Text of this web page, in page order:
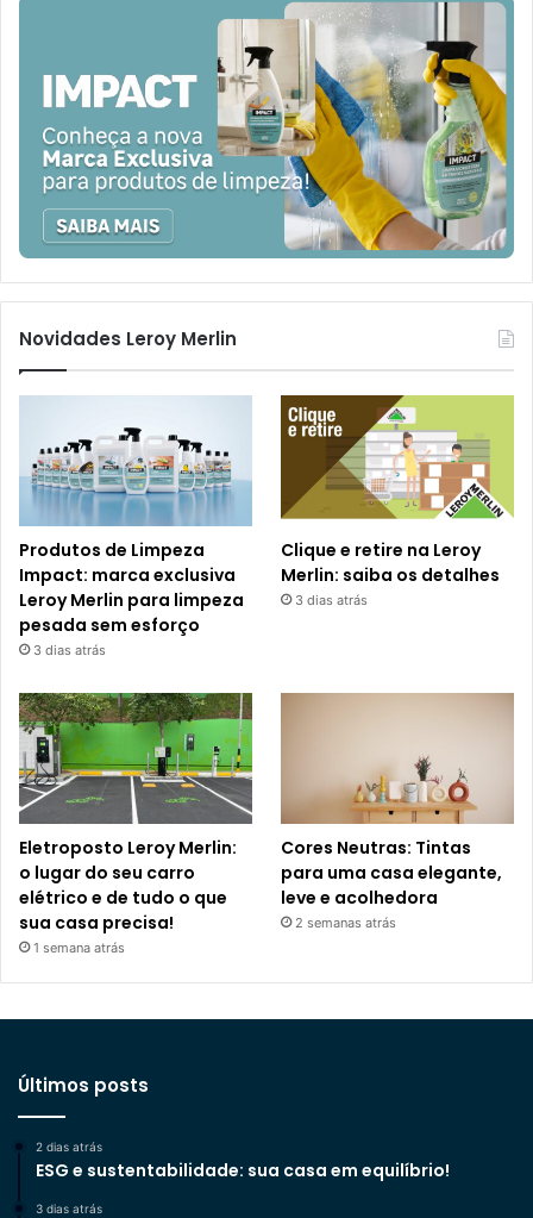
Novidades Leroy Merlin
Produtos de Limpeza
Impact: marca exclusiva
Leroy Merlin para limpeza
pesada sem esforço
3 dias atrás
Clique e retire na Leroy
Merlin: saiba os detalhes
3 dias atrás
Eletroposto Leroy Merlin:
o lugar do seu carro
elétrico e de tudo o que
sua casa precisa!
1 semana atrás
Cores Neutras: Tintas
para uma casa elegante,
leve e acolhedora
2 semanas atrás
Últimos posts
2 dias atrás
ESG e sustentabilidade: sua casa em equilíbrio!
3 dias atrás